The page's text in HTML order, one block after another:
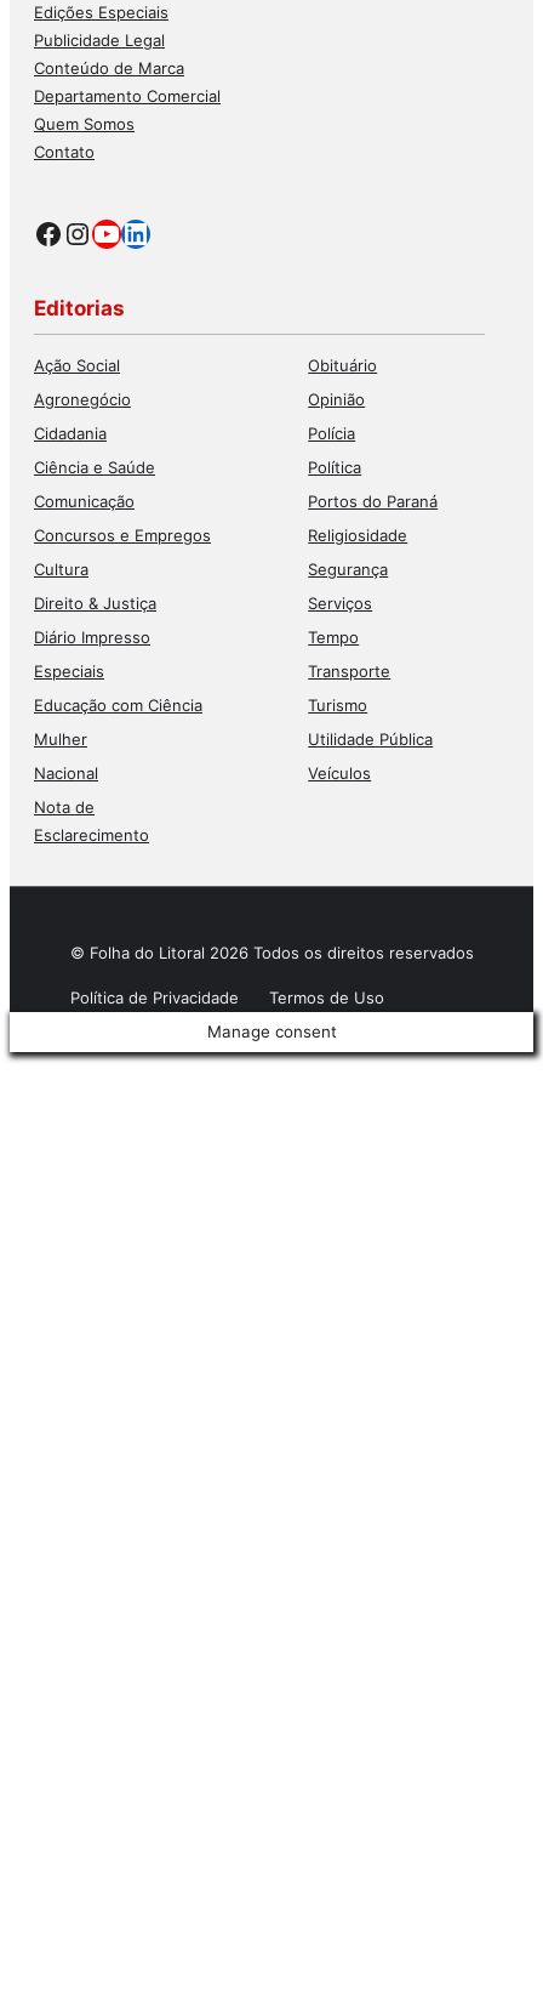
Edições Especiais
Publicidade Legal
Conteúdo de Marca
Departamento Comercial
Quem Somos
Contato
Facebook
Instagram
Youtube
LinkedIn
Editorias
Ação Social
Agronegócio
Cidadania
Ciência e Saúde
Comunicação
Concursos e Empregos
Cultura
Direito & Justiça
Diário Impresso
Especiais
Educação com Ciência
Mulher
Nacional
Nota de
Esclarecimento
Obituário
Opinião
Polícia
Política
Portos do Paraná
Religiosidade
Segurança
Serviços
Tempo
Transporte
Turismo
Utilidade Pública
Veículos
© Folha do Litoral 2026 Todos os direitos reservados
Política de Privacidade
Termos de Uso
Manage consent